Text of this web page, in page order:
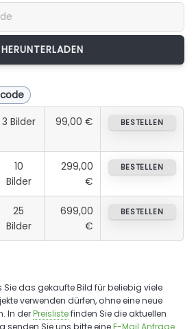
3 Bilder 99,00 € BESTELLEN
10
Bilder
299,00
€
BESTELLEN
25
Bilder
699,00
€
BESTELLEN
Sie das gekaufte Bild für beliebig viele
verwenden dürfen, ohne eine neue
In derPreislistefinden Sie die aktuellen
senden Sie uns bitte eineE-Mail Anfrage.